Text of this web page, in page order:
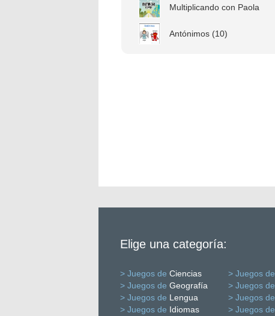
Multiplicando con Paola
Antónimos (10)
Elige una categoría:
> Juegos de Ciencias > Juegos de
> Juegos de Geografía > Juegos de
> Juegos de Lengua > Juegos de
> Juegos de Idiomas > Juegos de